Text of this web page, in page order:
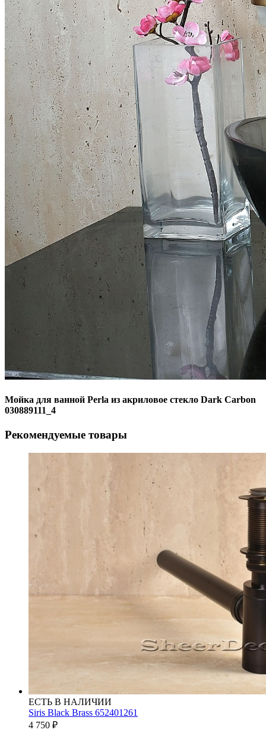
Мойка для ванной Perla из акриловое стекло Dark Carbon
030889111_4
Рекомендуемые товары
ЕСТЬ В НАЛИЧИИ
Siris Black Brass 652401261
4 750 ₽